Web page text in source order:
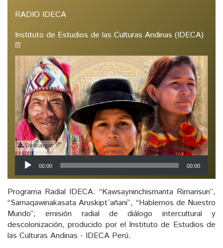
RADIO IDECA
Instituto de Estudios de las Culturas Andinas (IDECA)
Descargar
Reproductor
de
audio
00:00 00:00
Programa Radial IDECA: “Kawsayninchismanta Rimarisun”,
“Sarnaqawinakasata Aruskipt´añani”, “Hablemos de Nuestro
Mundo”; emisión radial de diálogo intercultural y
descolonización, producido por el Instituto de Estudios de
las Culturas Andinas - IDECA Perú.